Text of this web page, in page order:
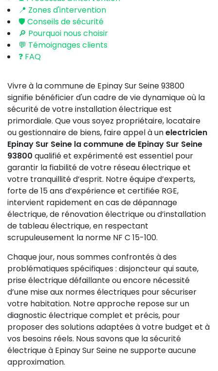
📍 Zones d'intervention
🛡️ Conseils de sécurité
🔎 Pourquoi nous choisir
💬 Témoignages clients
❓ FAQ
Vivre à la commune de Epinay Sur Seine 93800
signifie bénéficier d'un cadre de vie dynamique où la
sécurité de votre installation électrique est
primordiale. Que vous soyez propriétaire, locataire
ou gestionnaire de biens, faire appel à unelectricien
Epinay Sur Seine la commune de Epinay Sur Seine
93800 qualifié et expérimenté est essentiel pour
garantir la fiabilité de votre réseau électrique et
votre tranquillité d’esprit. Notre équipe d’experts,
forte de 15 ans d’expérience et certifiée RGE,
intervient rapidement en cas de dépannage
électrique, de rénovation électrique ou d’installation
de tableau électrique, en respectant
scrupuleusement la norme NF C 15-100.
Chaque jour, nous sommes confrontés à des
problématiques spécifiques : disjoncteur qui saute,
prise électrique défaillante ou encore nécessité
d’une mise aux normes électriques pour sécuriser
votre habitation. Notre approche repose sur un
diagnostic électrique complet et précis, pour
proposer des solutions adaptées à votre budget et à
vos besoins réels. Nous savons que la sécurité
électrique à Epinay Sur Seine ne supporte aucune
approximation.